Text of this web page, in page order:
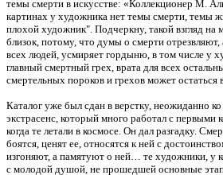
темы смерти в искусстве: «Коллекционер М.
картинах у художника нет темы смерти, темы
плохой художник". Подчеркну, такой взгляд
близок, потому, что думы о смерти отрезвляют,
всех людей, усмиряет гордыню, в том числе у
главный смертный грех, врата для всех
смертельных пороков и грехов может
Каталог уже был сдан в верстку, неожиданно
экстрасенс, который много работал с первыми
когда те летали в космосе. Он дал разгадку.
боятся, ценят ее, относятся к ней с
изгоняют, а памятуют о ней… те художники, у
с молодой душой, не прошедшей основные